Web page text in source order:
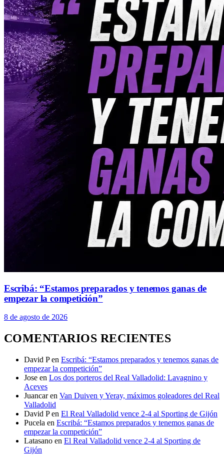
Escribá: “Estamos preparados y tenemos ganas de
empezar la competición”
8 de agosto de 2026
COMENTARIOS RECIENTES
David P en Escribá: “Estamos preparados y tenemos ganas de
empezar la competición”
Jose en Los dos porteros del Real Valladolid: Lavagnino y
Aceves
Juancar en Van Duiven y Yeray, máximos goleadores del Real
Valladolid
David P en El Real Valladolid vence 2-4 al Sporting de Gijón
Pucela en Escribá: “Estamos preparados y tenemos ganas de
empezar la competición”
Latasano en El Real Valladolid vence 2-4 al Sporting de
Gijón